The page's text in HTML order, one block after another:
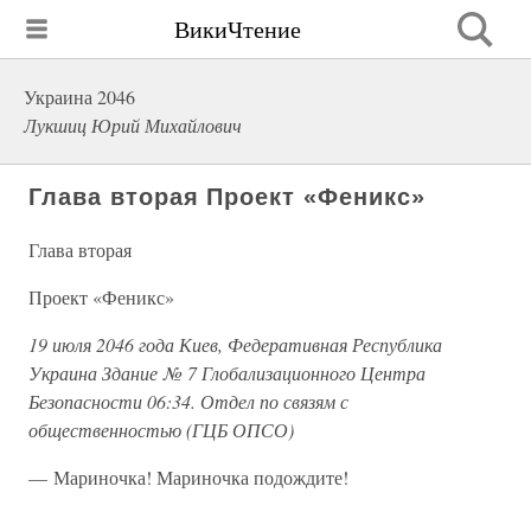
ВикиЧтение
Украина 2046
Лукшиц Юрий Михайлович
Глава вторая Проект «Феникс»
Глава вторая
Проект «Феникс»
19 июля 2046 года Киев, Федеративная Республика
Украина Здание № 7 Глобализационного Центра
Безопасности 06:34. Отдел по связям с
общественностью (ГЦБ ОПСО)
— Мариночка! Мариночка подождите!